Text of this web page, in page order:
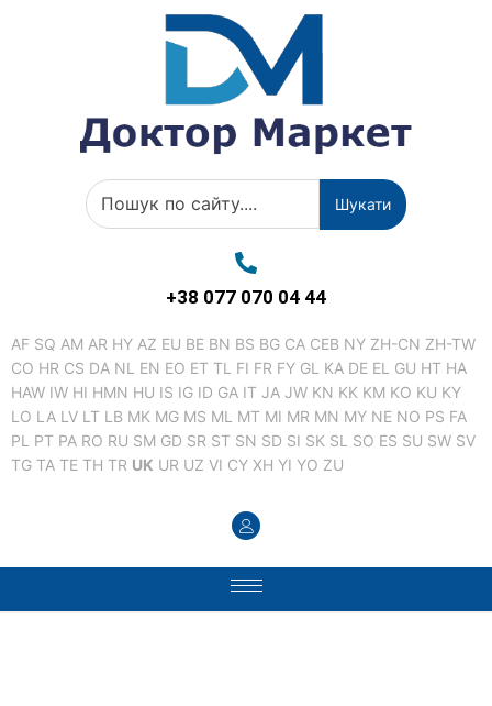
Шукати
+38 077 070 04 44
AF SQ AM AR HY AZ EU BE BN BS BG CA CEB NY ZH-CN ZH-TW
CO HR CS DA NL EN EO ET TL FI FR FY GL KA DE EL GU HT HA
HAW IW HI HMN HU IS IG ID GA IT JA JW KN KK KM KO KU KY
LO LA LV LT LB MK MG MS ML MT MI MR MN MY NE NO PS FA
PL PT PA RO RU SM GD SR ST SN SD SI SK SL SO ES SU SW SV
TG TA TE TH TR UK UR UZ VI CY XH YI YO ZU